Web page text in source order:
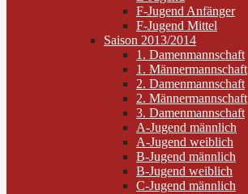
F-Jugend Anfänger
F-Jugend Mittel
Saison 2013/2014
1. Damenmannschaft
1. Männermannschaft
2. Damenmannschaft
2. Männermannschaft
3. Damenmannschaft
A-Jugend männlich
A-Jugend weiblich
B-Jugend männlich
B-Jugend weiblich
C-Jugend männlich